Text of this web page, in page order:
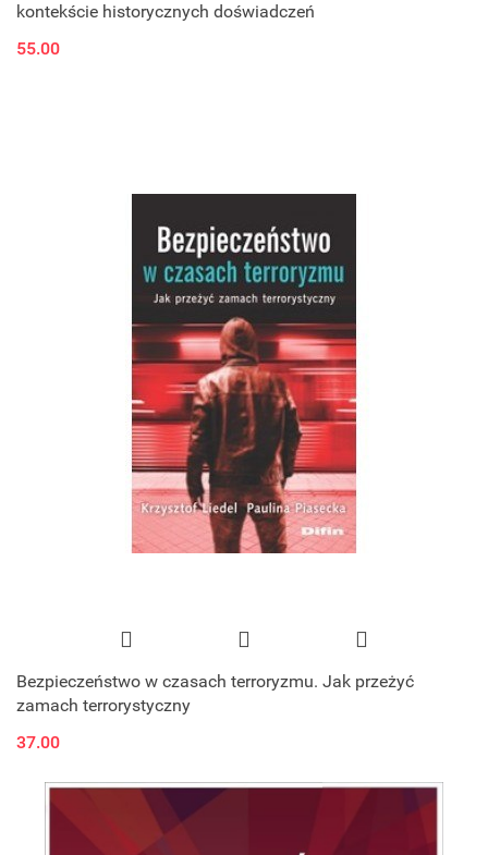
kontekście historycznych doświadczeń
55.00
Bezpieczeństwo w czasach terroryzmu. Jak przeżyć
zamach terrorystyczny
37.00